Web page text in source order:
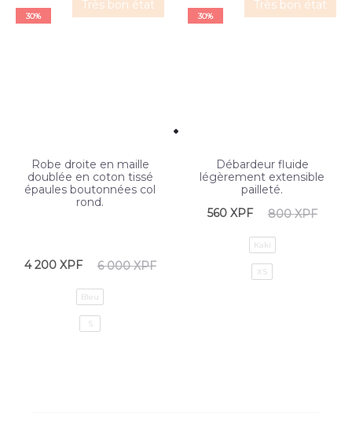
Très bon état
30%
Robe droite en maille
doublée en coton tissé
épaules boutonnées col
rond.
6 000XPF
4 200 XPF
Bleu
S
Très bon état
30%
Débardeur fluide
légèrement extensible
pailleté.
800XPF
560 XPF
Kaki
XS